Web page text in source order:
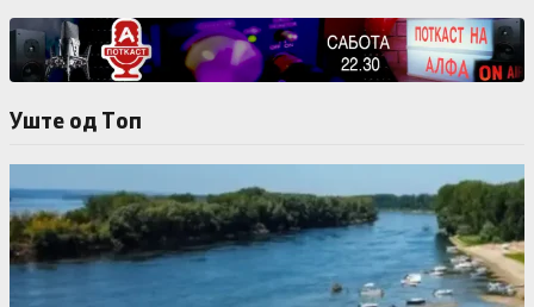
Уште од Tоп